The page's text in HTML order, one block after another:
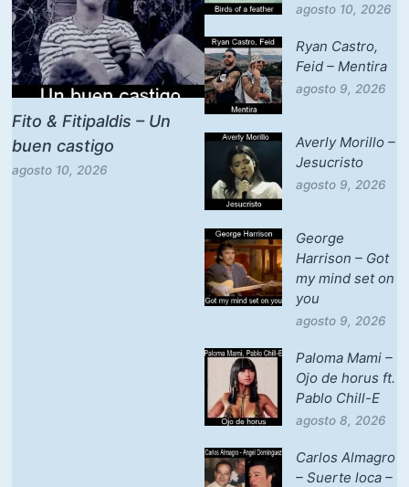
Fito & Fitipaldis – Un
buen castigo
agosto 10, 2026
agosto 10, 2026
Ryan Castro,
Feid – Mentira
agosto 9, 2026
Averly Morillo –
Jesucristo
agosto 9, 2026
George
Harrison – Got
my mind set on
you
agosto 9, 2026
Paloma Mami –
Ojo de horus ft.
Pablo Chill-E
agosto 8, 2026
Carlos Almagro
– Suerte loca –